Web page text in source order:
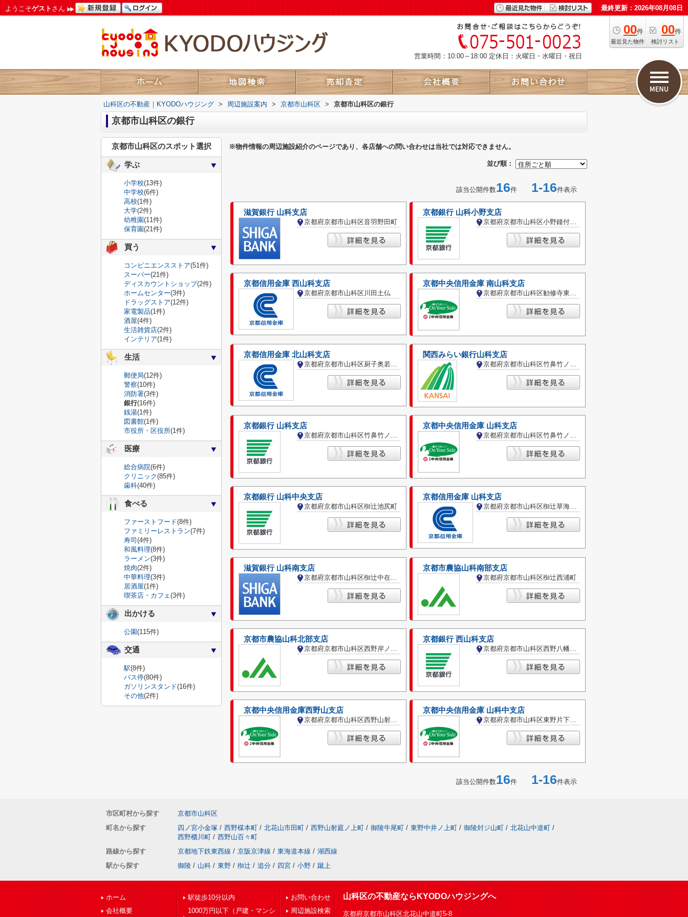
ようこそゲストさん 最終更新：2026年08月08日
00件
最近見た物件
00件
検討リスト
営業時間：10:00～18:00 定休日：火曜日・水曜日・祝日
山科区の不動産｜KYODOハウジング > 周辺施設案内 > 京都市山科区 > 京都市山科区の銀行
京都市山科区の銀行
※物件情報の周辺施設紹介のページであり、各店舗への問い合わせは当社では対応できません。
並び順：
該当公開件数16件 1-16件表示
滋賀銀行 山科支店
京都府京都市山科区音羽野田町
京都銀行 山科小野支店
京都府京都市山科区小野鐘付田町
京都信用金庫 西山科支店
京都府京都市山科区川田土仏
京都中央信用金庫 南山科支店
京都府京都市山科区勧修寺東出町
京都信用金庫 北山科支店
京都府京都市山科区厨子奥若林町
関西みらい銀行山科支店
京都府京都市山科区竹鼻竹ノ街道町
京都銀行 山科支店
京都府京都市山科区竹鼻竹ノ街道町
京都中央信用金庫 山科支店
京都府京都市山科区竹鼻竹ノ街道町
京都銀行 山科中央支店
京都府京都市山科区椥辻池尻町
京都信用金庫 山科支店
京都府京都市山科区椥辻草海道町
滋賀銀行 山科南支店
京都府京都市山科区椥辻中在家町
京都市農協山科南部支店
京都府京都市山科区椥辻西浦町
京都市農協山科北部支店
京都府京都市山科区西野岸ノ下町
京都銀行 西山科支店
京都府京都市山科区西野八幡田町
京都中央信用金庫西野山支店
京都府京都市山科区西野山射庭ノ上町
京都中央信用金庫 山科中支店
京都府京都市山科区東野片下リ町
該当公開件数16件 1-16件表示
京都市山科区のスポット選択
学ぶ
小学校(13件)
中学校(6件)
高校(1件)
大学(2件)
幼稚園(11件)
保育園(21件)
買う
コンビニエンスストア(51件)
スーパー(21件)
ディスカウントショップ(2件)
ホームセンター(3件)
ドラッグストア(12件)
家電製品(1件)
酒屋(4件)
生活雑貨店(2件)
インテリア(1件)
生活
郵便局(12件)
警察(10件)
消防署(3件)
銀行(16件)
銭湯(1件)
図書館(1件)
市役所・区役所(1件)
医療
総合病院(6件)
クリニック(85件)
歯科(40件)
食べる
ファーストフード(8件)
ファミリーレストラン(7件)
寿司 (4件)
和風料理(8件)
ラーメン(3件)
焼肉(2件)
中華料理(3件)
居酒屋(1件)
喫茶店・カフェ(3件)
出かける
公園(115件)
交通
駅(8件)
バス停(80件)
ガソリンスタンド(16件)
その他(2件)
市区町村から探す
京都市山科区
町名から探す
四ノ宮小金塚 / 西野楳本町 / 北花山市田町 / 西野山射庭ノ上町 / 御陵牛尾町 / 東野中井ノ上町 / 御陵封ジ山町 / 北花山中道町 /
西野櫃川町 / 西野山百々町
路線から探す
京都地下鉄東西線 / 京阪京津線 / 東海道本線 / 湖西線
駅から探す
御陵 / 山科 / 東野 / 椥辻 / 追分 / 四宮 / 小野 / 蹴上
ホーム
会社概要
駅徒歩10分以内
1000万円以下（戸建・マンシ
お問い合わせ
周辺施設検索
山科区の不動産ならKYODOハウジングへ
京都府京都市山科区北花山中道町5-8